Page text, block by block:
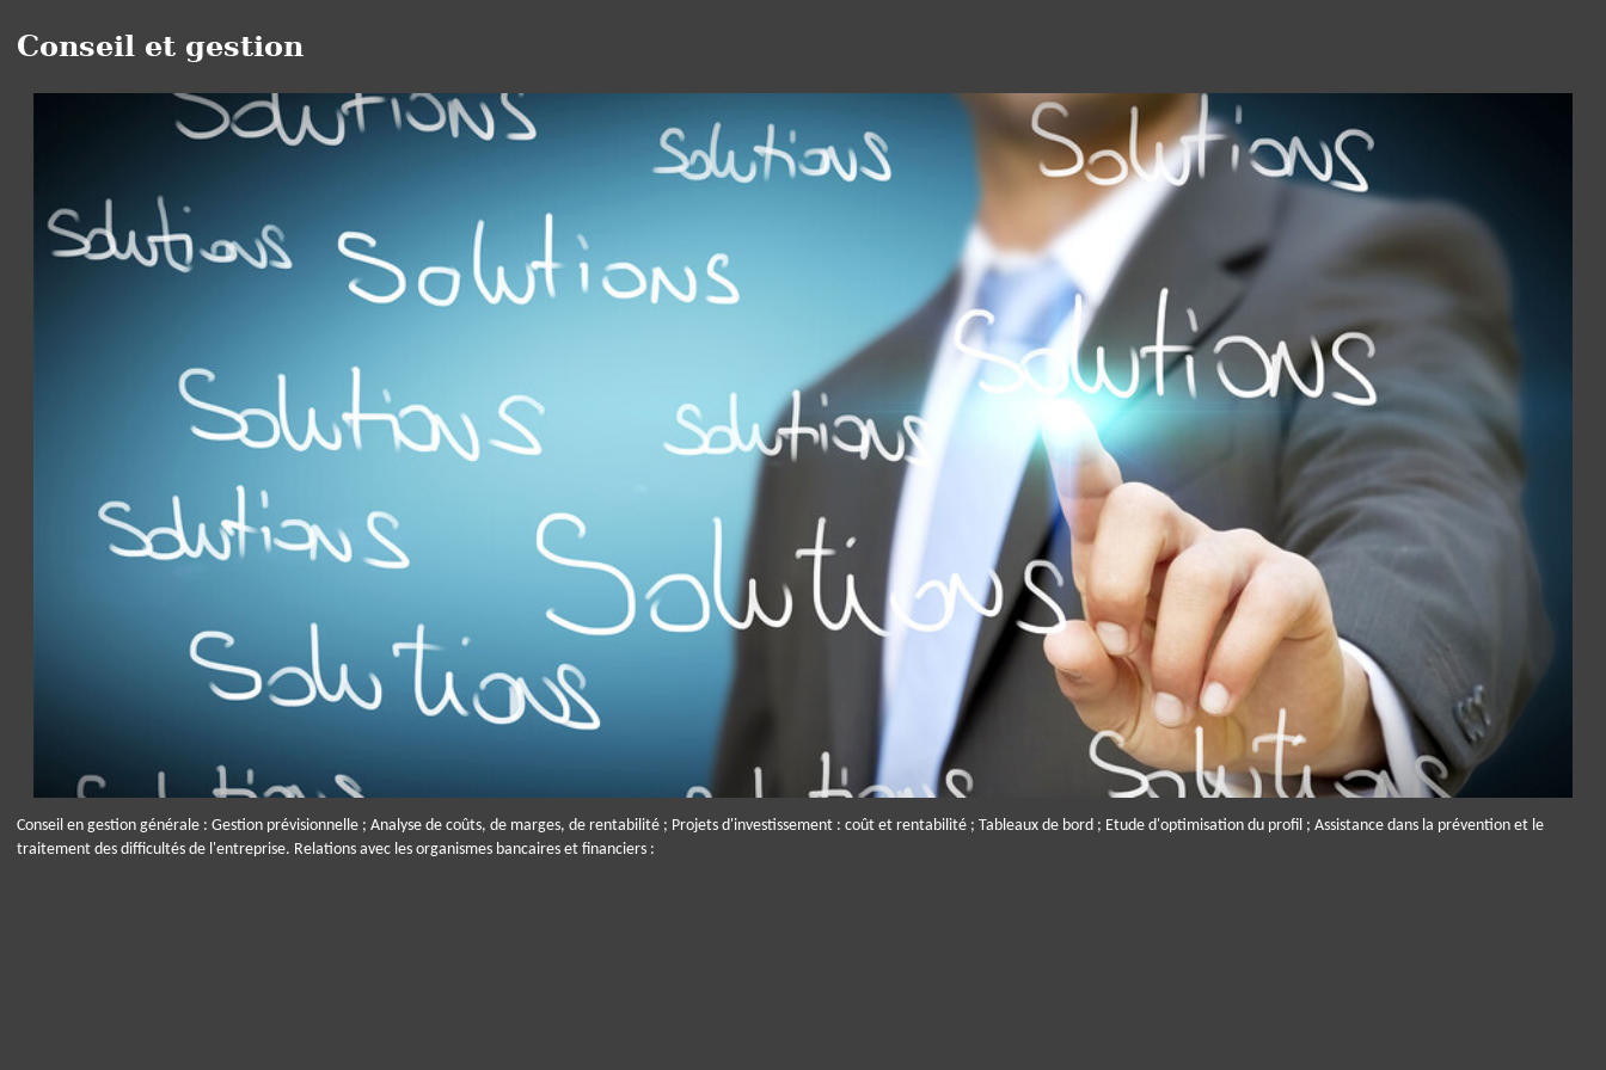
Conseil et gestion
Conseil en gestion générale : Gestion prévisionnelle ; Analyse de coûts, de marges, de rentabilité ; Projets d'investissement : coût et rentabilité ; Tableaux de bord ; Etude d'optimisation du profil ; Assistance dans la prévention et le
traitement des difficultés de l'entreprise. Relations avec les organismes bancaires et financiers :